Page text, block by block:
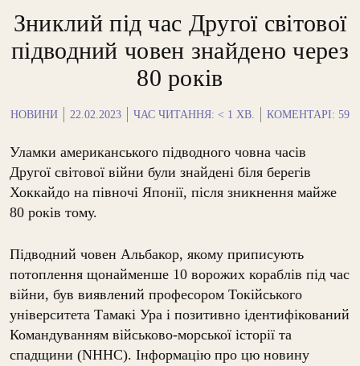
Зниклий під час Другої світової
підводний човен знайдено через
80 років
НОВИНИ 22.02.2023 ЧАС ЧИТАННЯ: < 1 ХВ. КОМЕНТАРІ: 59
Уламки американського підводного човна часів
Другої світової війни були знайдені біля берегів
Хоккайдо на півночі Японії, після зникнення майже
80 років тому.
Підводний човен Альбакор, якому приписують
потоплення щонайменше 10 ворожих кораблів під час
війни, був виявлений професором Токійського
університета Тамакі Ура і позитивно ідентифікований
Командуванням військово-морської історії та
спадщини (NHHC). Інформацію про цю новину